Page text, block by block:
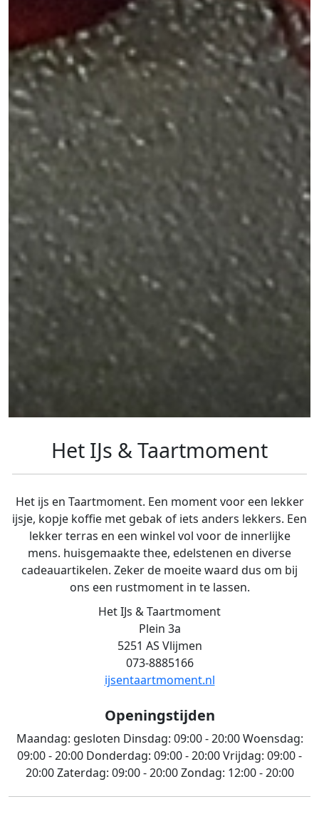
Het IJs & Taartmoment
Het ijs en Taartmoment. Een moment voor een lekker
ijsje, kopje koffie met gebak of iets anders lekkers. Een
lekker terras en een winkel vol voor de innerlijke
mens. huisgemaakte thee, edelstenen en diverse
cadeauartikelen. Zeker de moeite waard dus om bij
ons een rustmoment in te lassen.
Het IJs & Taartmoment
Plein 3a
5251 AS Vlijmen
073-8885166
ijsentaartmoment.nl
Openingstijden
Maandag: gesloten Dinsdag: 09:00 - 20:00Woensdag:
09:00 - 20:00 Donderdag: 09:00 - 20:00Vrijdag: 09:00 -
20:00Zaterdag: 09:00 - 20:00Zondag: 12:00 - 20:00